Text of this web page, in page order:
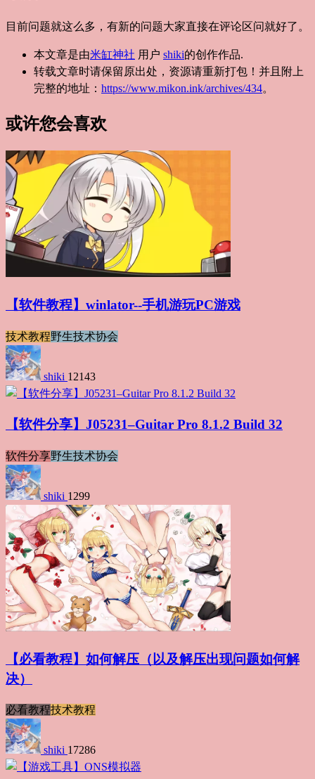
目前问题就这么多，有新的问题大家直接在评论区问就好了。
本文章是由米缸神社 用户 shiki的创作作品.
转载文章时请保留原出处，资源请重新打包！并且附上
完整的地址： https://www.mikon.ink/archives/434。
或许您会喜欢
【软件教程】winlator--手机游玩PC游戏
技术教程野生技术协会
shiki 12143
【软件分享】J05231–Guitar Pro 8.1.2 Build 32
软件分享野生技术协会
shiki 1299
【必看教程】如何解压（以及解压出现问题如何解
决）
必看教程技术教程
shiki 17286